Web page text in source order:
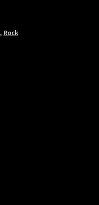
, Rock